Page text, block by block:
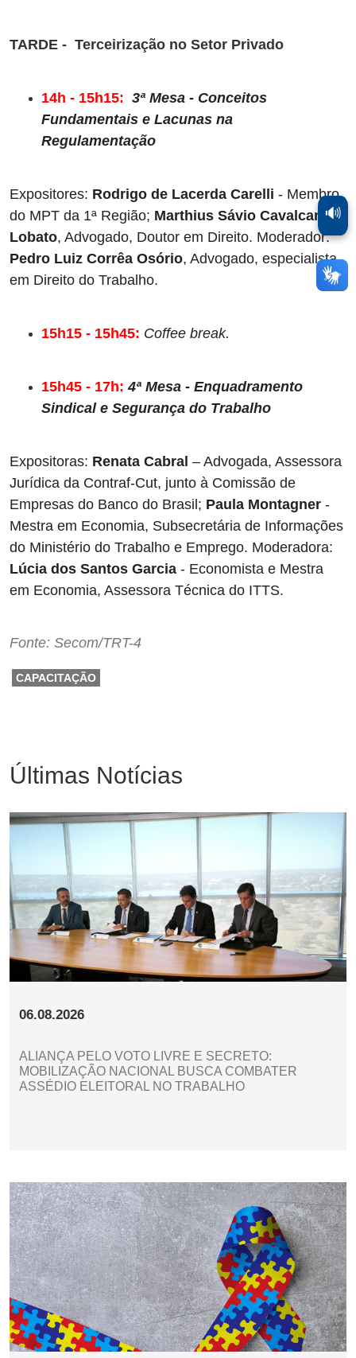
TARDE - Terceirização no Setor Privado
14h - 15h15: 3ª Mesa - Conceitos
Fundamentais e Lacunas na
Regulamentação
Expositores: Rodrigo de Lacerda Carelli - Membro
do MPT da 1ª Região; Marthius Sávio Cavalcanti
Lobato
, Advogado, Doutor em Direito. Moderador:
Pedro Luiz Corrêa Osório, Advogado, especialista
em Direito do Trabalho.
15h15 - 15h45: Coffee break.
15h45 - 17h: 4ª Mesa - Enquadramento
Sindical e Segurança do Trabalho
Expositoras: Renata Cabral – Advogada, Assessora
Jurídica da Contraf-Cut, junto à Comissão de
Empresas do Banco do Brasil; Paula Montagner -
Mestra em Economia, Subsecretária de Informações
Lúcia dos Santos Garcia - Economista e Mestra
em Economia, Assessora Técnica do ITTS.
Fonte: Secom/TRT-4
CAPACITAÇÃO
Últimas Notícias
06.08.2026
ALIANÇA PELO VOTO LIVRE E SECRETO:
MOBILIZAÇÃO NACIONAL BUSCA COMBATER
ASSÉDIO ELEITORAL NO TRABALHO
🔊